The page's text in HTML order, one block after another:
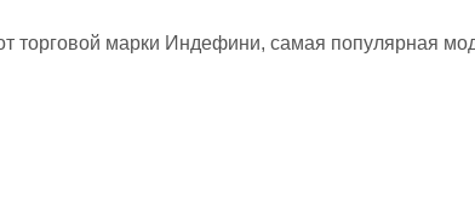
торговой марки Индефини, самая популярная